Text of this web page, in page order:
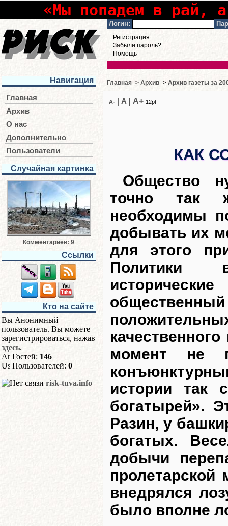
«Мы попадем в рай,
Логин:
Регистрация
Забыли пароль?
Помощь
Навигация
Главная
Архив
О нас
Дополнительно
Пользователи
Случайная картинка
Комментариев: 9
Ссылки
Кто на сайте
Вы Анонимный
пользователь. Вы можете
зарегистрироваться, нажав
здесь.
Гостей: 146
Пользователей: 0
risk-tuva.info
Главная -> Архив -> Архив газеты за
A- A A+ 12pt
КАК
Общество
точно так
необходимы
добывать их
для этого
Политики
момент не
истории так
богатырей».
Разин, у
богатых.
добычи
внедрялся
было вполне